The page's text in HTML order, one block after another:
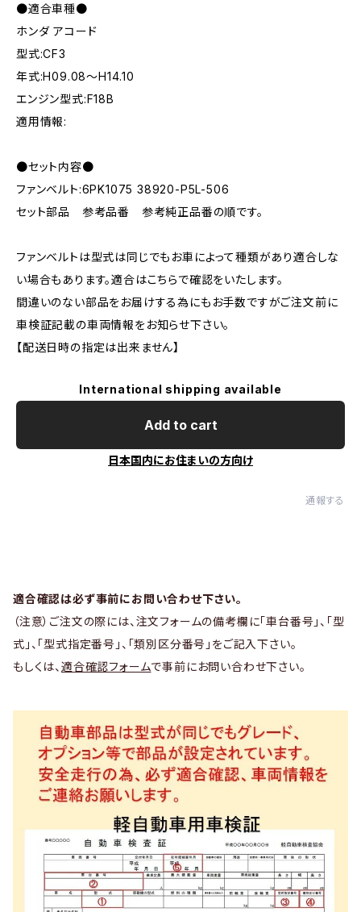
●適合車種●
ホンダ アコード
型式:CF3
年式:H09.08～H14.10
エンジン型式:F18B
適用情報:
●セット内容●
ファンベルト:6PK1075 38920-P5L-506
セット部品 参考品番 参考純正品番の順です。
ファンベルトは型式は同じでもお車によって種類があり適合しな
い場合もあります。適合はこちらで確認をいたします。
間違いのない部品をお届けする為にもお手数ですがご注文前に
車検証記載の車両情報をお知らせ下さい。
【配送日時の指定は出来ません】
International shipping available
Add to cart
日本国内にお住まいの方向け
通報する
適合確認は必ず事前にお問い合わせ下さい。
（注意）ご注文の際には、注文フォームの備考欄に「車台番号」、「型
式」、「型式指定番号」、「類別区分番号」をご記入下さい。
もしくは、 適合確認フォームで事前にお問い合わせ下さい。